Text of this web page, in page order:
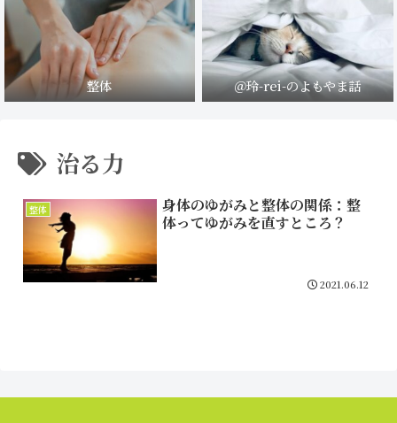
整体 ＠玲-rei-のよもやま話
治る力
整体
身体のゆがみと整体の関係：整
体ってゆがみを直すところ？
2021.06.12